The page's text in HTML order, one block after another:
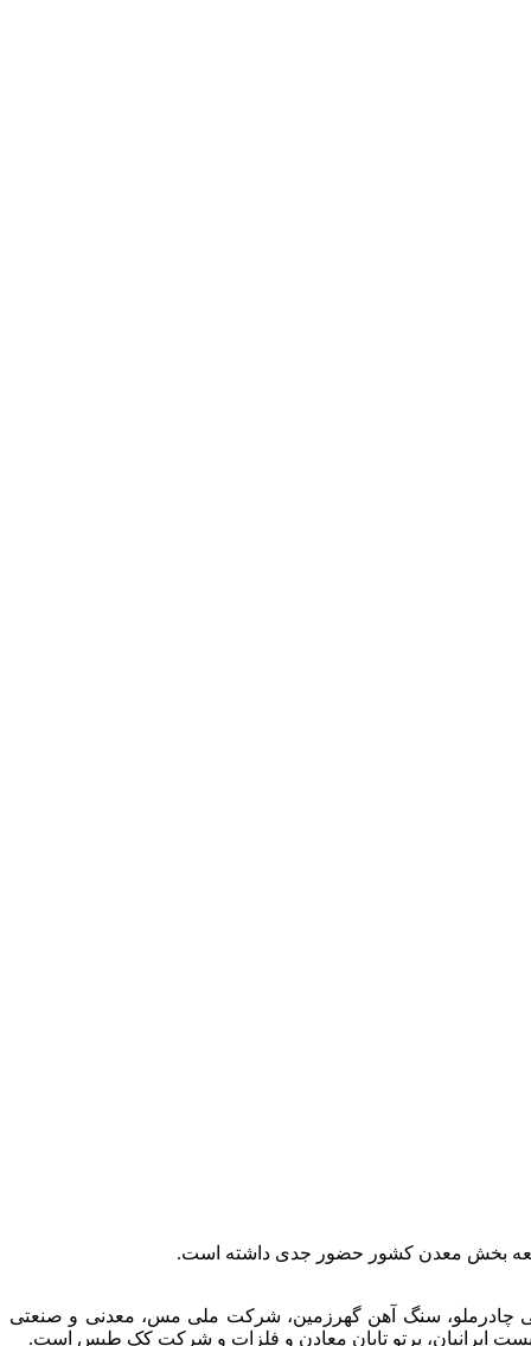
بخش معدن کشور حضور جدی داشته است.
چادرملو، سنگ آهن گهرزمین، شرکت ملی مس، معدنی و صنعتی
ایرانیان، پرتو تابان معادن و فلزات و شرکت کک طبس است.